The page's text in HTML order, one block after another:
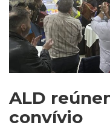
ALD
convívio